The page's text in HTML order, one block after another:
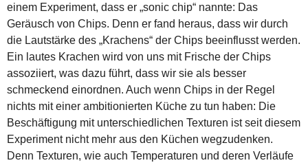
einem Experiment, dass er „sonic chip“ nannte: Das
Geräusch von Chips. Denn er fand heraus, dass wir durch
die Lautstärke des „Krachens“ der Chips beeinflusst werden.
Ein lautes Krachen wird von uns mit Frische der Chips
assoziiert, was dazu führt, dass wir sie als besser
schmeckend einordnen. Auch wenn Chips in der Regel
nichts mit einer ambitionierten Küche zu tun haben: Die
Beschäftigung mit unterschiedlichen Texturen ist seit diesem
Experiment nicht mehr aus den Küchen wegzudenken.
Denn Texturen, wie auch Temperaturen und deren Verläufe